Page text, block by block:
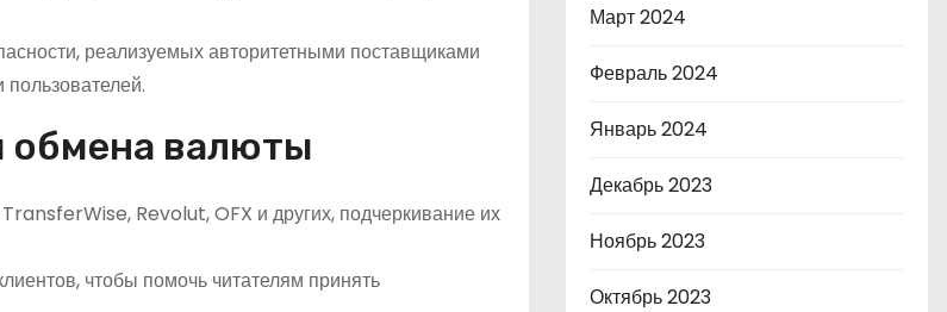
реализуемых авторитетными поставщиками
валюты
Revolut, OFX и других, подчеркивание их
чтобы помочь читателям принять
Март 2024
Февраль 2024
Январь 2024
Декабрь 2023
Ноябрь 2023
Октябрь 2023